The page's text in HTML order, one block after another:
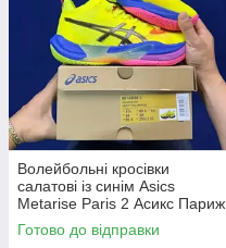
Волейбольні кросівки
салатові із синім Asics
Metarise Paris 2 Асикс Париж
Yellow/Blue Eur36-47 чоловічі
жіночі 43.5
Готово до відправки